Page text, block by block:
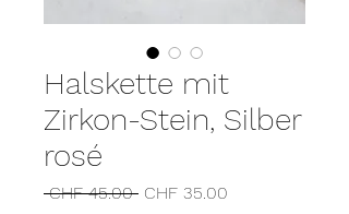
Halskette mit
Zirkon-Stein, Silber
rosé
CHF 45.00 Standardpreis
CHF 35.00